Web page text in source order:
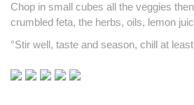
Chop in small cubes all the veggies
crumbled feta, the herbs, oils, lemon
°Stir well, taste and season, chill at